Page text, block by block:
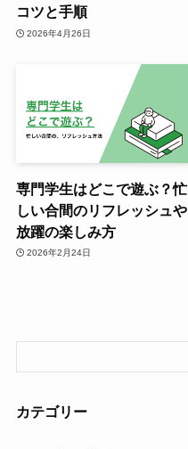
コツと手順
2026年4月26日
専門学生はどこで遊ぶ？忙
しい合間のリフレッシュや
放躍の楽しみ方
2026年2月24日
カテゴリー